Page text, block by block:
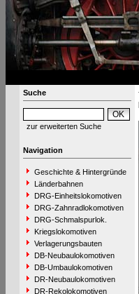
Suche
zur erweiterten Suche
Navigation
Geschichte & Hintergründe
Länderbahnen
DRG-Einheitslokomotiven
DRG-Zahnradlokomotiven
DRG-Schmalspurlok.
Kriegslokomotiven
Verlagerungsbauten
DB-Neubaulokomotiven
DB-Umbaulokomotiven
DR-Neubaulokomotiven
DR-Rekolokomotiven